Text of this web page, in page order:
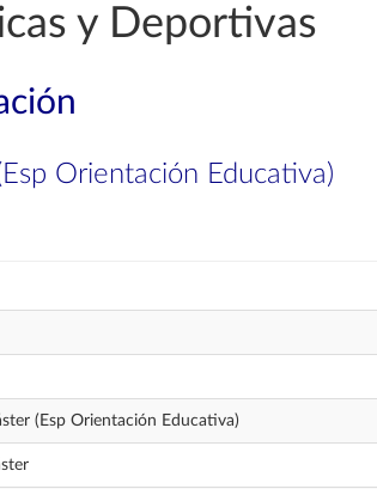
y Deportivas
Orientación Educativa)
(Esp Orientación Educativa)